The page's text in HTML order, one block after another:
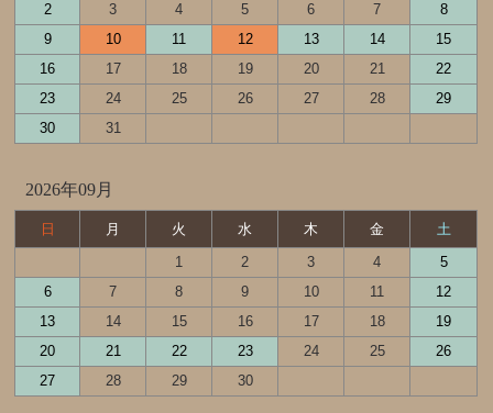
2
3 4 5 6 7
8
9
10 11 12 13 14
15
16
17 18 19 20 21
22
23
24 25 26 27 28
29
30
31
2026年09月
日 月 火 水 木 金
土
1
2 3 4
5
6
7 8 9 10 11
12
13
14 15 16 17 18
19
20
21 22 23 24 25
26
27
28 29 30